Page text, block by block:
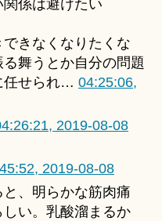
係は避けたい
きなくなりたくな
舞うとか自分の問題
任せられ… 04:25:06,
2019-08-08
2019-08-08
、明らかな筋肉痛
い。乳酸溜まるか